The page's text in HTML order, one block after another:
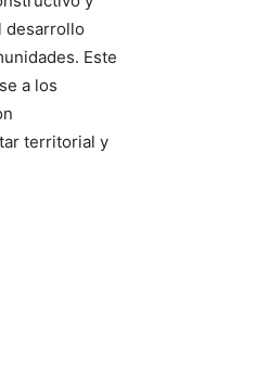
desarrollo
Este
a los
territorial y